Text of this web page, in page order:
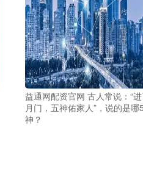
益通网配资官网 古人常说：“
月门，五神佑家人”，说的是哪
神？